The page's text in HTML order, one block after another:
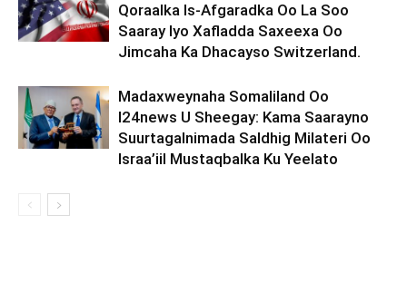
Qoraalka Is-Afgaradka Oo La Soo
Saaray Iyo Xafladda Saxeexa Oo
Jimcaha Ka Dhacayso Switzerland.
Madaxweynaha Somaliland Oo
I24news U Sheegay: Kama Saarayno
Suurtagalnimada Saldhig Milateri Oo
Israa’iil Mustaqbalka Ku Yeelato